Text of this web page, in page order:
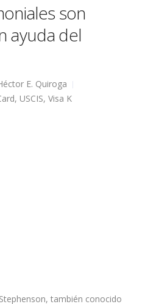
son
ayuda del
E. Quiroga
, USCIS, Visa K
matrimoniales son destapados
también conocido